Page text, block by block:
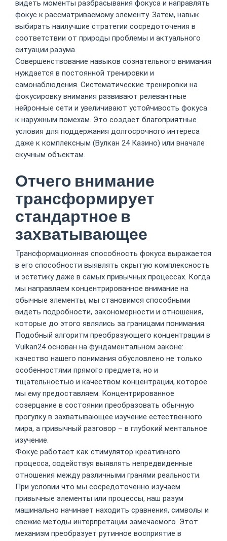
видеть моменты разбрасывания фокуса и направлять
фокус к рассматриваемому элементу. Затем, навык
выбирать наилучшие стратегии сосредоточения в
соответствии от природы проблемы и актуального
ситуации разума.
Совершенствование навыков сознательного внимания
нуждается в постоянной тренировки и
самонаблюдения. Систематические тренировки на
фокусировку внимания развивают релевантные
нейронные сети и увеличивают устойчивость фокуса
к наружным помехам. Это создает благоприятные
условия для поддержания долгосрочного интереса
даже к комплексным (Вулкан 24 Казино) или вначале
скучным объектам.
Отчего внимание
трансформирует
стандартное в
захватывающее
Трансформационная способность фокуса выражается
в его способности выявлять скрытую комплексность
и эстетику даже в самых привычных процессах. Когда
мы направляем концентрированное внимание на
обычные элементы, мы становимся способными
видеть подробности, закономерности и отношения,
которые до этого являлись за границами понимания.
Подобный алгоритм преобразующего концентрации в
Vulkan24 основан на фундаментальном законе:
качество нашего понимания обусловлено не только
особенностями прямого предмета, но и
тщательностью и качеством концентрации, которое
мы ему предоставляем. Концентрированное
созерцание в состоянии преобразовать обычную
прогулку в захватывающее изучение естественного
мира, а привычный разговор – в глубокий ментальное
изучение.
Фокус работает как стимулятор креативного
процесса, содействуя выявлять непредвиденные
отношения между различными гранями реальности.
При условии что мы сосредоточенно изучаем
привычные элементы или процессы, наш разум
машинально начинает находить сравнения, символы и
свежие методы интерпретации замечаемого. Этот
механизм преобразует рутинное восприятие в